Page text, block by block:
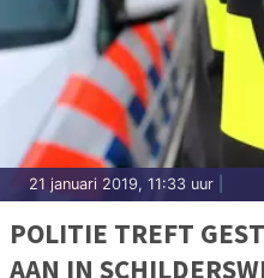
21 januari 2019, 11:33 uur
POLITIE TREFT
AAN IN